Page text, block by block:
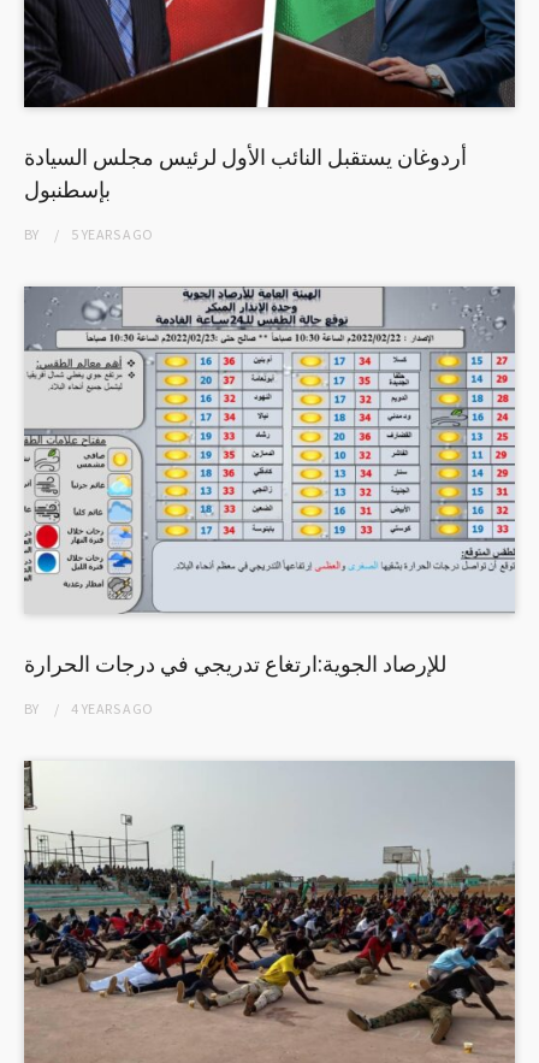
أردوغان يستقبل النائب الأول لرئيس مجلس السيادة
بإسطنبول
BY 5 YEARSAGO
للإرصاد الجوية:ارتغاع تدريجي في درجات الحرارة
BY 4 YEARSAGO